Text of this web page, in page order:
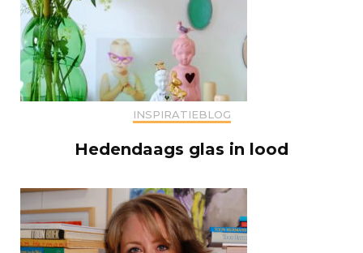
INSPIRATIEBLOG
Hedendaags glas in lood